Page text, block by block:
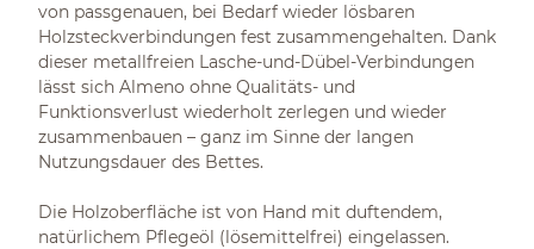
von passgenauen, bei Bedarf wieder lösbaren
Holzsteckverbindungen fest zusammengehalten. Dank
dieser metallfreien Lasche-und-Dübel-Verbindungen
lässt sich Almeno ohne Qualitäts- und
Funktionsverlust wiederholt zerlegen und wieder
zusammenbauen – ganz im Sinne der langen
Nutzungsdauer des Bettes.
Die Holzoberfläche ist von Hand mit duftendem,
natürlichem Pflegeöl (lösemittelfrei) eingelassen.